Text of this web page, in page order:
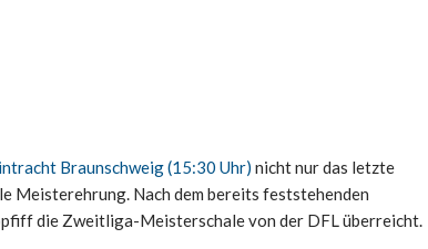
Braunschweig (15:30 Uhr) nicht nur das letzte
Meisterehrung. Nach dem bereits feststehenden
die Zweitliga-Meisterschale von der DFL überreicht.